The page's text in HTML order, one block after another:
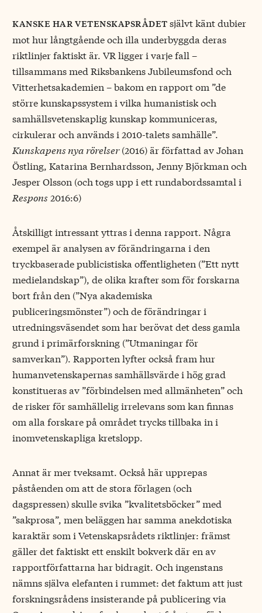
kanske har vetenskapsrådetsjälvt känt dubier
mot hur långtgående och illa underbyggda deras
riktlinjer faktiskt är. VR ligger i varje fall –
tillsammans med Riksbankens Jubileumsfond och
Vitterhetsakademien – bakom en rapport om ”de
större kunskapssystem i vilka humanistisk och
samhällsvetenskaplig kunskap kommuniceras,
cirkulerar och används i 2010-talets samhälle”.
Kunskapens nya rörelser(2016) är författad av Johan
Östling, Katarina Bernhardsson, Jenny Björkman och
Jesper Olsson (och togs upp i ett rundabordssamtal i
Respons 2016:6)
Åtskilligt intressant yttras i denna rapport. Några
exempel är analysen av förändringarna i den
tryckbaserade publicistiska offentligheten (”Ett nytt
medielandskap”), de olika krafter som för forskarna
bort från den (”Nya akademiska
publiceringsmönster”) och de förändringar i
utredningsväsendet som har berövat det dess gamla
grund i primärforskning (”Utmaningar för
samverkan”). Rapporten lyfter också fram hur
humanvetenskapernas samhällsvärde i hög grad
konstitueras av ”förbindelsen med allmänheten” och
de risker för samhällelig irrelevans som kan finnas
om alla forskare på området trycks tillbaka in i
inomvetenskapliga kretslopp.
Annat är mer tveksamt. Också här upprepas
påståenden om att de stora förlagen (och
dagspressen) skulle svika ”kvalitetsböcker” med
”sakprosa”, men beläggen har samma anekdotiska
karaktär som i Vetenskapsrådets riktlinjer: främst
gäller det faktiskt ett enskilt bokverk där en av
rapportförfattarna har bidragit. Och ingenstans
nämns själva elefanten i rummet: det faktum att just
forskningsrådens insisterande på publicering via